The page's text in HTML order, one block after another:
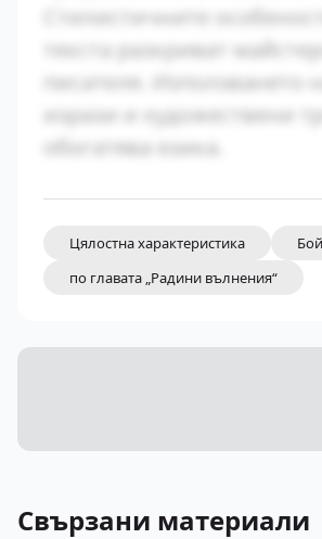
Стилистичните
текста разкриват
писателя. Използването
изрази и художествени
обогатява езика.
Цялостна характеристика
по главата „Радини вълнения“
Свързани материали